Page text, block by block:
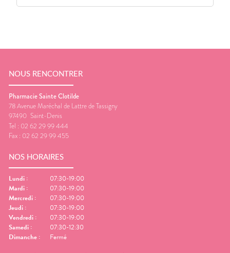
NOUS RENCONTRER
Pharmacie Sainte Clotilde
78 Avenue Maréchal de Lattre de Tassigny
97490 Saint-Denis
Tel : 02 62 29 99 444
Fax : 02 62 29 99 455
NOS HORAIRES
Lundi :
07:30-19:00
Mardi :
07:30-19:00
Mercredi :
07:30-19:00
Jeudi :
07:30-19:00
Vendredi :
07:30-19:00
Samedi :
07:30-12:30
Dimanche : Fermé